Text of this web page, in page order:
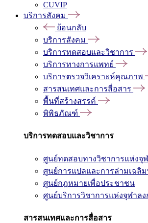
CUVIP
บริการสังคม
ย้อนกลับ
บริการสังคม
บริการทดสอบและวิชาการ
บริการทางการแพทย์
บริการตรวจวิเคราะห์คุณภาพ
สารสนเทศและการสื่อสาร
พื้นที่สร้างสรรค์
พิพิธภัณฑ์
บริการทดสอบและวิชาการ
ศูนย์ทดสอบทางวิชาการแห่งจุ
ศูนย์การแปลและการล่ามเฉลิม
ศูนย์กฎหมายเพื่อประชาชน
ศูนย์บริการวิชาการแห่งจุฬาล
สารสนเทศและการสื่อสาร